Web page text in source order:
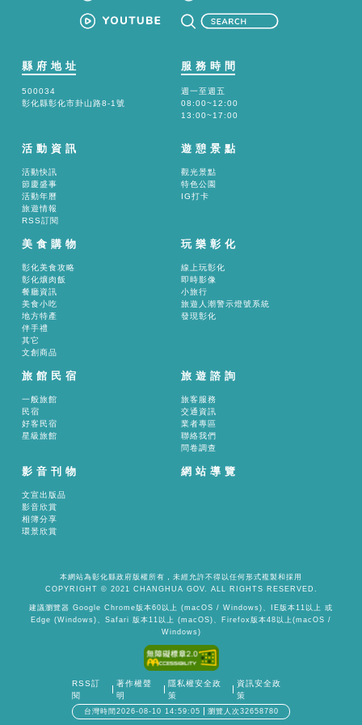
縣府地址
500034
彰化縣彰化市卦山路8-1號
服務時間
週一至週五
08:00~12:00
13:00~17:00
活動資訊
活動快訊
節慶盛事
活動年曆
旅遊情報
RSS訂閱
遊憩景點
觀光景點
特色公園
IG打卡
美食購物
彰化美食攻略
彰化爌肉飯
餐廳資訊
美食小吃
地方特產
伴手禮
其它
文創商品
玩樂彰化
線上玩彰化
即時影像
小旅行
旅遊人潮警示燈號系統
發現彰化
旅館民宿
一般旅館
民宿
好客民宿
星級旅館
旅遊諮詢
旅客服務
交通資訊
業者專區
聯絡我們
問卷調查
影音刊物
文宣出版品
影音欣賞
相簿分享
環景欣賞
網站導覽
本網站為彰化縣政府版權所有，未經允許不得以任何形式複製和採用
COPYRIGHT © 2021 CHANGHUA GOV. ALL RIGHTS RESERVED.
建議瀏覽器 Google Chrome版本60以上 (macOS / Windows)、IE版本11以上 或
Edge (Windows)、Safari 版本11以上 (macOS)、Firefox版本48以上(macOS /
Windows)
RSS訂
閱
著作權聲
明
隱私權安全政
策
資訊安全政
策
台灣時間2026-08-10 14:59:05 瀏覽人次32658780